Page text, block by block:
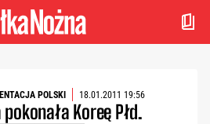
POLSKI 18.01.2011 19:56
Koreę Płd.